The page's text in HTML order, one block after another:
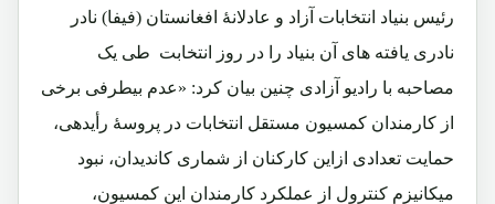
رئیس بنیاد انتخابات آزاد و عادلانۀ افغانستان (فیفا) نادر
نادری یافته های آن بنیاد را در روز انتخابت طی یک
مصاحبه با رادیو آزادی چنین بیان کرد: «عدم بیطرفی برخی
از کارمندان کمسیون مستقل انتخابات در پروسۀ رأیدهی،
حمایت تعدادی ازاین کارکنان از شماری کاندیدان، نبود
میکانیزم کنترول از عملکرد کارمندان این کمسیون،